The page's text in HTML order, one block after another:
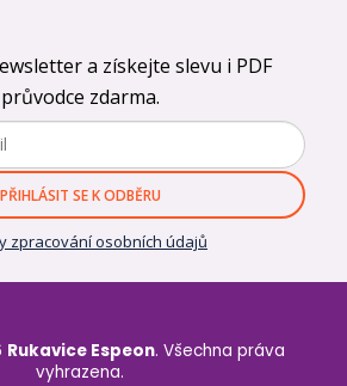
a získejte slevu i PDF
průvodce zdarma.
PŘIHLÁSIT SE K ODBĚRU
zpracování osobních údajů
Rukavice Espeon. Všechna práva
vyhrazena.